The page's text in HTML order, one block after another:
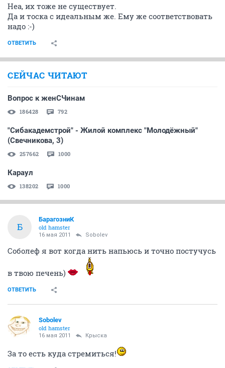
Неа, их тоже не существует.
Да и тоска с идеальным же. Ему же соответствовать
надо :-)
ОТВЕТИТЬ
СЕЙЧАС ЧИТАЮТ
Вопрос к женСЧинам
186428 792
"Сибакадемстрой" - Жилой комплекс "Молодёжный"
(Свечникова, 3)
257662 1000
Караул
138202 1000
Б
БарагозниК
old hamster
16 мая 2011 Sobolev
Соболеф я вот когда нить напьюсь и точно постучусь
в твою печень)
ОТВЕТИТЬ
Sobolev
old hamster
16 мая 2011 Крыска
За то есть куда стремиться!